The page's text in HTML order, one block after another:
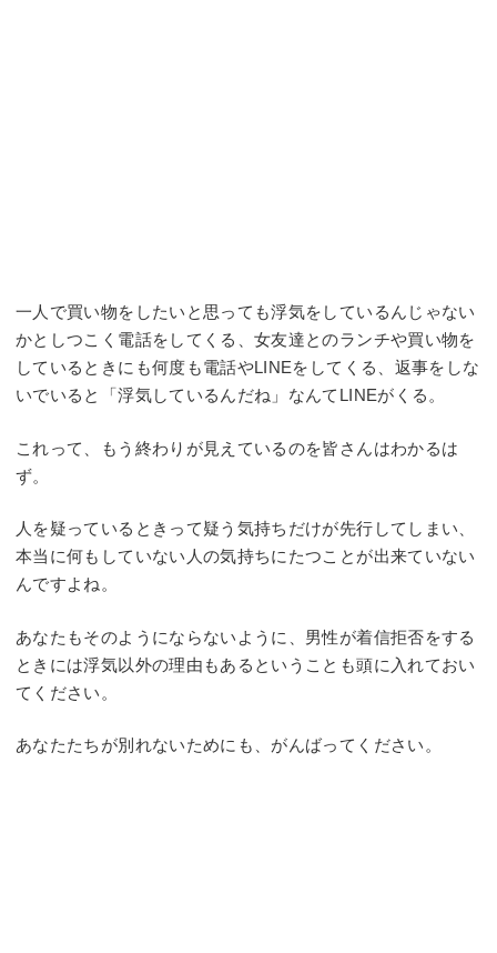
一人で買い物をしたいと思っても浮気をしているんじゃない
かとしつこく電話をしてくる、女友達とのランチや買い物を
しているときにも何度も電話やLINEをしてくる、返事をしな
いでいると「浮気しているんだね」なんてLINEがくる。
これって、もう終わりが見えているのを皆さんはわかるは
ず。
人を疑っているときって疑う気持ちだけが先行してしまい、
本当に何もしていない人の気持ちにたつことが出来ていない
んですよね。
あなたもそのようにならないように、男性が着信拒否をする
ときには浮気以外の理由もあるということも頭に入れておい
てください。
あなたたちが別れないためにも、がんばってください。